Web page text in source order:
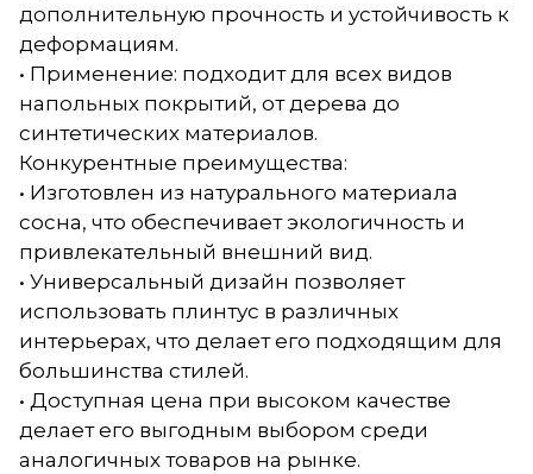
дополнительную прочность и устойчивость к
деформациям.
• Применение: подходит для всех видов
напольных покрытий, от дерева до
синтетических материалов.
Конкурентные преимущества:
• Изготовлен из натурального материала
сосна, что обеспечивает экологичность и
привлекательный внешний вид.
• Универсальный дизайн позволяет
использовать плинтус в различных
интерьерах, что делает его подходящим для
большинства стилей.
• Доступная цена при высоком качестве
делает его выгодным выбором среди
аналогичных товаров на рынке.